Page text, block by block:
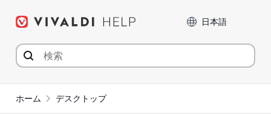
言語
ホーム デスクトップ